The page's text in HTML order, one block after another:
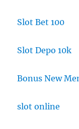
Slot Bet 100
Slot Depo 10k
Bonus New
slot online